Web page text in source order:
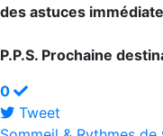
des astuces
P.P.S. Prochaine
0
Tweet